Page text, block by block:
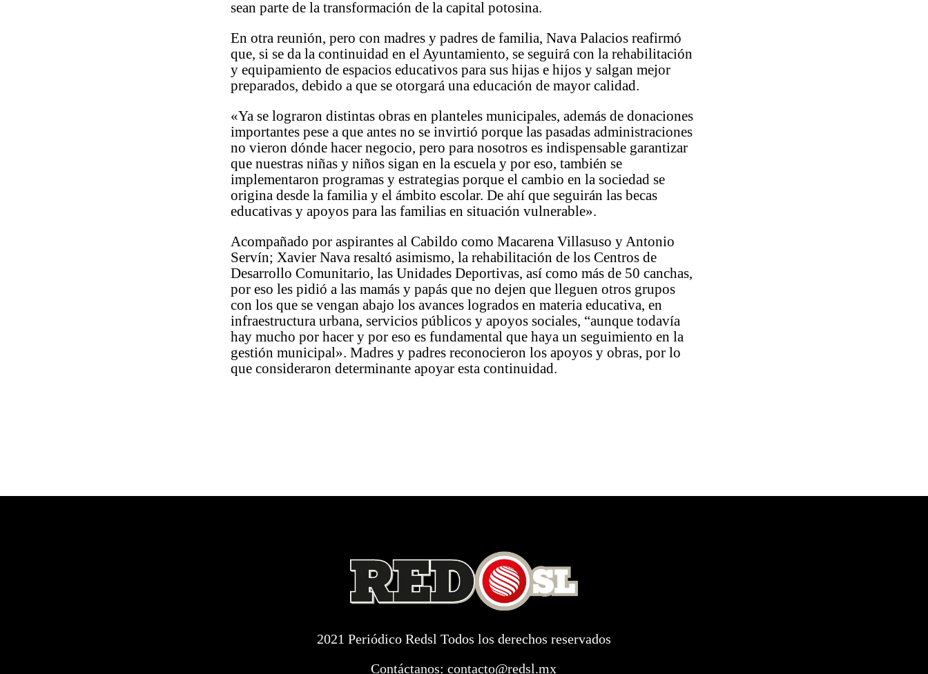
sean parte de la transformación de la capital potosina.
En otra reunión, pero con madres y padres de familia, Nava Palacios reafirmó
que, si se da la continuidad en el Ayuntamiento, se seguirá con la rehabilitación
y equipamiento de espacios educativos para sus hijas e hijos y salgan mejor
preparados, debido a que se otorgará una educación de mayor calidad.
«Ya se lograron distintas obras en planteles municipales, además de donaciones
importantes pese a que antes no se invirtió porque las pasadas administraciones
no vieron dónde hacer negocio, pero para nosotros es indispensable garantizar
que nuestras niñas y niños sigan en la escuela y por eso, también se
implementaron programas y estrategias porque el cambio en la sociedad se
origina desde la familia y el ámbito escolar. De ahí que seguirán las becas
educativas y apoyos para las familias en situación vulnerable».
Acompañado por aspirantes al Cabildo como Macarena Villasuso y Antonio
Servín; Xavier Nava resaltó asimismo, la rehabilitación de los Centros de
Desarrollo Comunitario, las Unidades Deportivas, así como más de 50 canchas,
por eso les pidió a las mamás y papás que no dejen que lleguen otros grupos
con los que se vengan abajo los avances logrados en materia educativa, en
infraestructura urbana, servicios públicos y apoyos sociales, “aunque todavía
hay mucho por hacer y por eso es fundamental que haya un seguimiento en la
gestión municipal». Madres y padres reconocieron los apoyos y obras, por lo
que consideraron determinante apoyar esta continuidad.
2021 Periódico Redsl Todos los derechos reservados
Contáctanos:contacto@redsl.mx